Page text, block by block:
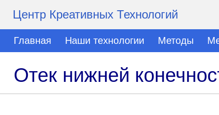
Центр Креативных Технологий
Главная Наши технологии Методы
Отек нижней